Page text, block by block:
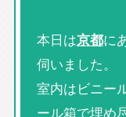
本日は京都に
伺いました。
室内はビニー
ール箱で埋め